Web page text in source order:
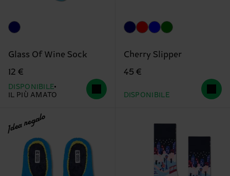
Glass Of Wine Sock
12 €
DISPONIBILE
IL PIÙ AMATO
Cherry Slipper
45 €
DISPONIBILE
Idea regalo